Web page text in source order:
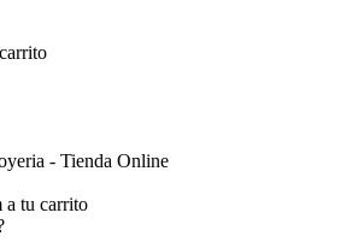
a tu carrito